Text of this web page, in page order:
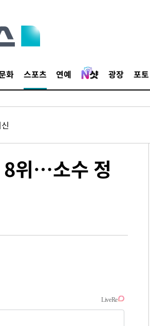
화 스포츠 연예 광장 포토
8위…소수 정